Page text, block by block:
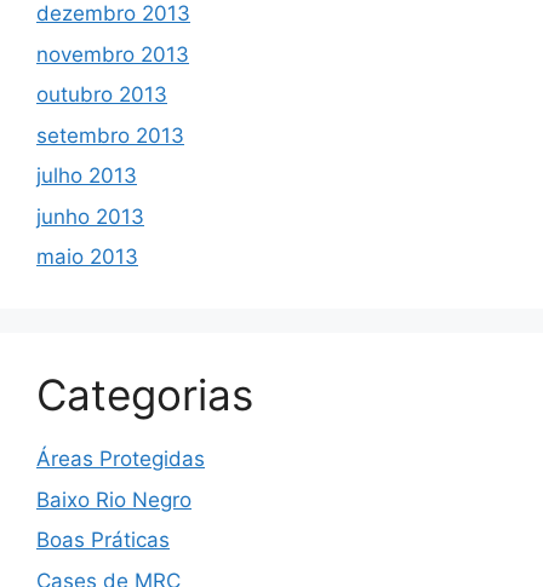
dezembro 2013
novembro 2013
outubro 2013
setembro 2013
julho 2013
junho 2013
maio 2013
Categorias
Áreas Protegidas
Baixo Rio Negro
Boas Práticas
Cases de MRC